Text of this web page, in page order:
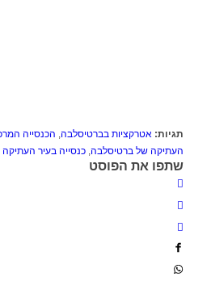
תגיות: אטרקציות בברטיסלבה, הכנסייה
העתיקה של ברטיסלבה, כנסייה בעיר
שתפו את הפוסט